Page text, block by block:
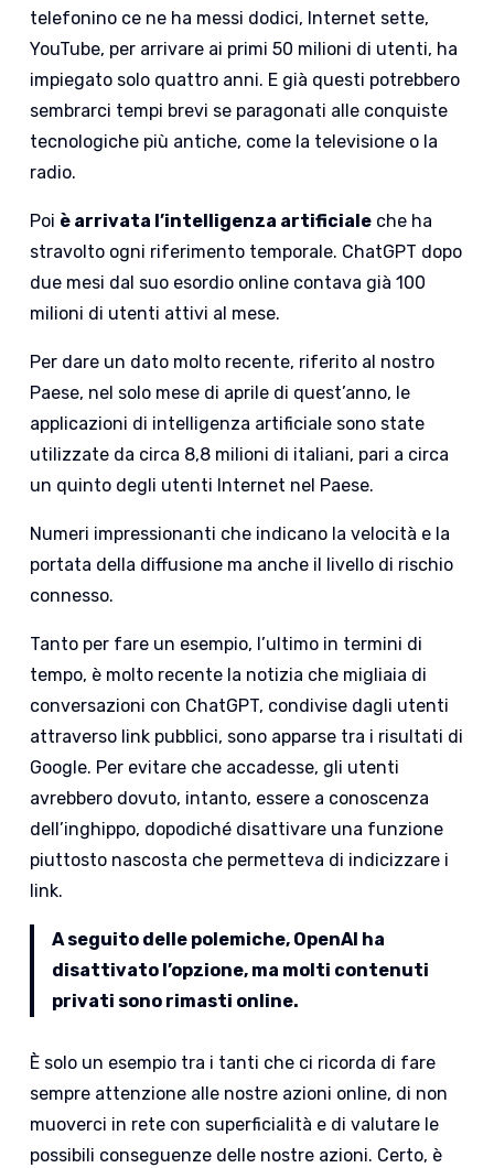
telefonino ce ne ha messi dodici, Internet sette,
YouTube, per arrivare ai primi 50 milioni di utenti, ha
impiegato solo quattro anni. E già questi potrebbero
sembrarci tempi brevi se paragonati alle conquiste
tecnologiche più antiche, come la televisione o la
radio.
Poi è arrivata l’intelligenza artificiale che ha
stravolto ogni riferimento temporale. ChatGPT dopo
due mesi dal suo esordio online contava già 100
milioni di utenti attivi al mese.
Per dare un dato molto recente, riferito al nostro
Paese, nel solo mese di aprile di quest’anno, le
applicazioni di intelligenza artificiale sono state
utilizzate da circa 8,8 milioni di italiani, pari a circa
un quinto degli utenti Internet nel Paese.
Numeri impressionanti che indicano la velocità e la
portata della diffusione ma anche il livello di rischio
connesso.
Tanto per fare un esempio, l’ultimo in termini di
tempo, è molto recente la notizia che migliaia di
conversazioni con ChatGPT, condivise dagli utenti
attraverso link pubblici, sono apparse tra i risultati di
Google. Per evitare che accadesse, gli utenti
avrebbero dovuto, intanto, essere a conoscenza
dell’inghippo, dopodiché disattivare una funzione
piuttosto nascosta che permetteva di indicizzare i
link.
A seguito delle polemiche, OpenAI ha
disattivato l’opzione, ma molti contenuti
privati sono rimasti online.
È solo un esempio tra i tanti che ci ricorda di fare
sempre attenzione alle nostre azioni online, di non
muoverci in rete con superficialità e di valutare le
possibili conseguenze delle nostre azioni. Certo, è